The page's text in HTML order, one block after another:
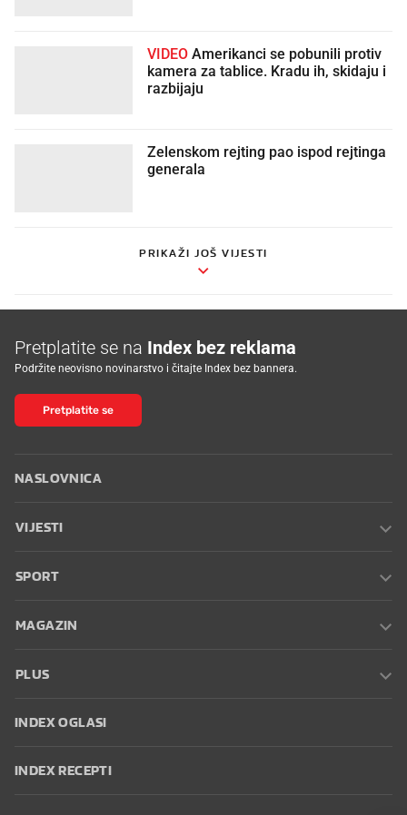
VIDEO
kamera za tablice. Kradu ih, skidaju i
razbijaju
Zelenskom rejting pao ispod rejtinga
generala
PRIKAŽI JOŠ VIJESTI
Pretplatite se na Index bez reklama
Podržite neovisno novinarstvo i čitajte Index bez bannera.
Pretplatite se
NASLOVNICA
VIJESTI
SPORT
MAGAZIN
PLUS
INDEX OGLASI
INDEX RECEPTI